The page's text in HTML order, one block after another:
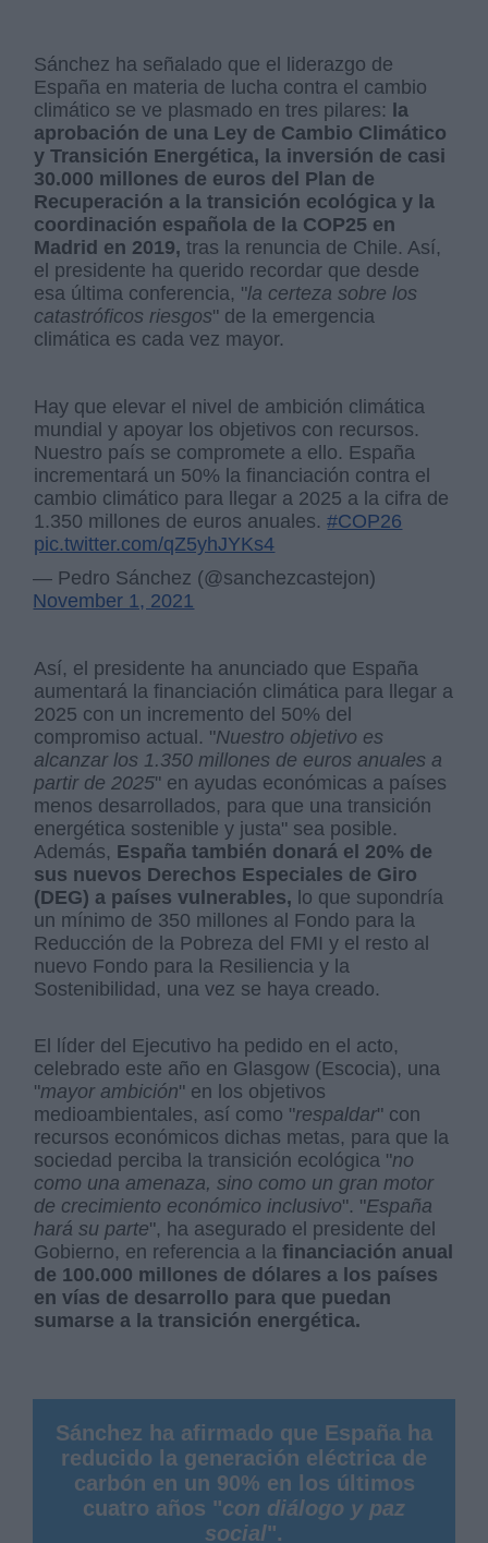
Sánchez ha señalado que el liderazgo de
España en materia de lucha contra el cambio
climático se ve plasmado en tres pilares:
la
aprobación de una Ley de Cambio Climático
y Transición Energética, la inversión de casi
30.000 millones de euros del Plan de
Recuperación a la transición ecológica y la
coordinación española de la COP25 en
Madrid en 2019, tras la renuncia de Chile. Así,
el presidente ha querido recordar que desde
esa última conferencia, "la certeza sobre los
catastróficos riesgos" de la emergencia
climática es cada vez mayor.
Hay que elevar el nivel de ambición climática
mundial y apoyar los objetivos con recursos.
Nuestro país se compromete a ello. España
incrementará un 50% la financiación contra el
cambio climático para llegar a 2025 a la cifra de
1.350 millones de euros anuales.#COP26
pic.twitter.com/qZ5yhJYKs4
— Pedro Sánchez (@sanchezcastejon)
November 1, 2021
Así, el presidente ha anunciado que España
aumentará la financiación climática para llegar a
2025 con un incremento del 50% del
compromiso actual. "Nuestro objetivo es
alcanzar los 1.350 millones de euros anuales a
partir de 2025" en ayudas económicas a países
menos desarrollados, para que una transición
energética sostenible y justa" sea posible.
Además, España también donará el 20% de
sus nuevos Derechos Especiales de Giro
(DEG) a países vulnerables, lo que supondría
un mínimo de 350 millones al Fondo para la
Reducción de la Pobreza del FMI y el resto al
nuevo Fondo para la Resiliencia y la
Sostenibilidad, una vez se haya creado.
El líder del Ejecutivo ha pedido en el acto,
celebrado este año en Glasgow (Escocia), una
"mayor ambición" en los objetivos
medioambientales, así como "respaldar" con
recursos económicos dichas metas, para que la
sociedad perciba la transición ecológica "no
como una amenaza, sino como un gran motor
de crecimiento económico inclusivo". "España
hará su parte", ha asegurado el presidente del
Gobierno, en referencia a lafinanciación anual
de 100.000 millones de dólares a los países
en vías de desarrollo para que puedan
sumarse a la transición energética.
Sánchez ha afirmado que España ha
reducido la generación eléctrica de
carbón en un 90% en los últimos
cuatro años "con diálogo y paz
social".